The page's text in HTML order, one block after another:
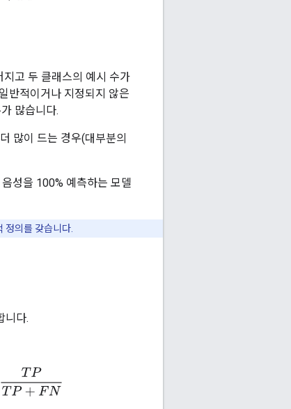
지고 두 클래스의 예시 수가
반적이거나 지정되지 않은
많습니다.
많이 드는 경우(대부분의
성을 100% 예측하는 모델
정의를 갖습니다.
니다.
PTP+